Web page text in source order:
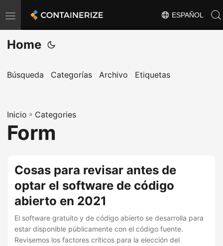
T
o
g
l
a
v
i
ESPAÑOL
Home
Búsqueda Categorías Archivo Etiquetas
Inicio » Categories
Form
Cosas para revisar antes de
optar el software de código
abierto en 2021
El software gratuito y de código abierto se desarrolla para
estar disponible públicamente con el código fuente.
Revisemos los factores críticos para la elección del